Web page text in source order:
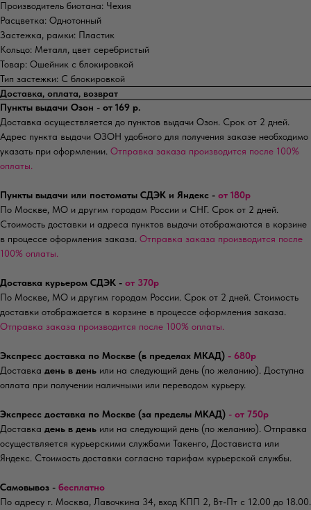
Производитель биотана: Чехия
Расцветка: Однотонный
Застежка, рамки: Пластик
Кольцо: Металл, цвет серебристый
Товар: Ошейник с блокировкой
Тип застежки: С блокировкой
Доставка, оплата, возврат
Пункты выдачи Озон - от 169 р.
Доставка осуществляется до пунктов выдачи Озон. Срок от 2 дней.
Адрес пункта выдачи ОЗОН удобного для получения заказе необходимо
указать при оформлении. Отправка заказа производится после 100%
оплаты.
Пункты выдачи или постоматы СДЭК и Яндекс - от 180р
По Москве, МО и другим городам России и СНГ. Срок от 2 дней.
Стоимость доставки и адреса пунктов выдачи отображаются в корзине
в процессе оформления заказа. Отправка заказа производится после
100% оплаты.
Доставка курьером СДЭК - от 370р
По Москве, МО и другим городам России. Срок от 2 дней. Стоимость
доставки отображается в корзине в процессе оформления заказа.
Отправка заказа производится после 100% оплаты.
Экспресс доставка по Москве (в пределах МКАД) - 680р
Доставка день в день или на следующий день (по желанию). Доступна
оплата при получении наличными или переводом курьеру.
Экспресс доставка по Москве (за пределы МКАД) - от 750р
Доставка день в день или на следующий день (по желанию). Отправка
осуществляется курьерскими службами Такенго, Достависта или
Яндекс. Стоимость доставки согласно тарифам курьерской службы.
Самовывоз - бесплатно
По адресу г. Москва, Лавочкина 34, вход КПП 2, Вт-Пт с 12.00 до 18.00.